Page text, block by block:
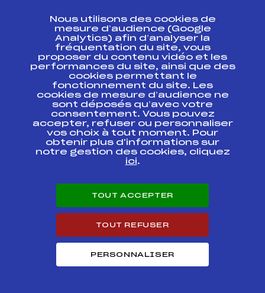
FNAF0371
CHAMPIONNATS DE
FRANCE KO SPRINT
FINALES
FFS
FNAF0351.FFS
SAMSE NATIONAL
TOUR FFS FINALE
INDIV
FIS0333.FFS
COUPE
CONTINENTALE
FFS
FIS0329.FFS
COUPE
CONTINENTALE
(Prologue)
FFS
FMBF0136
GRAND PRIX LES
FFS
GRAND PRIX LES
CONTAMINES
CLUSAZ LES
CONFINS
Nous utilisons des cookies de
mesure d’audience (Google
Analytics) afin d’analyser la
fréquentation du site, vous
proposer du contenu vidéo et les
performances du site, ainsi que des
cookies permettant le
fonctionnement du site. Les
cookies de mesure d’audience ne
sont déposés qu’avec votre
consentement. Vous pouvez
accepter, refuser ou personnaliser
vos choix à tout moment. Pour
obtenir plus d'informations sur
notre gestion des cookies, cliquez
ici.
TOUT ACCEPTER
TOUT REFUSER
PERSONNALISER